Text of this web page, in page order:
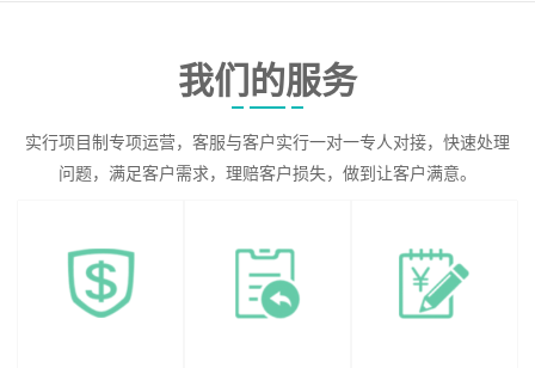
我们的服务
实行项目制专项运营，客服与客户实行一对一专人对接，快速处理
问题，满足客户需求，理赔客户损失，做到让客户满意。